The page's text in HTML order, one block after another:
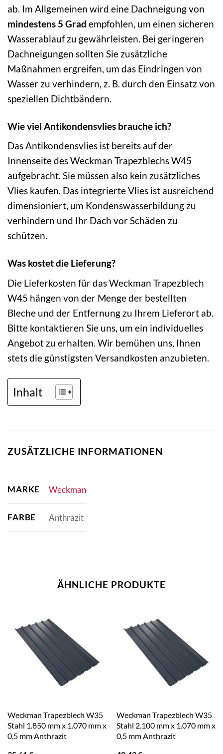
ab. Im Allgemeinen wird eine Dachneigung von
mindestens 5 Grad empfohlen, um einen sicheren
Wasserablauf zu gewährleisten. Bei geringeren
Dachneigungen sollten Sie zusätzliche
Maßnahmen ergreifen, um das Eindringen von
Wasser zu verhindern, z. B. durch den Einsatz von
speziellen Dichtbändern.
Wie viel Antikondensvlies brauche ich?
Das Antikondensvlies ist bereits auf der
Innenseite des Weckman Trapezblechs W45
aufgebracht. Sie müssen also kein zusätzliches
Vlies kaufen. Das integrierte Vlies ist ausreichend
dimensioniert, um Kondenswasserbildung zu
verhindern und Ihr Dach vor Schäden zu
schützen.
Was kostet die Lieferung?
Die Lieferkosten für das Weckman Trapezblech
W45 hängen von der Menge der bestellten
Bleche und der Entfernung zu Ihrem Lieferort ab.
Bitte kontaktieren Sie uns, um ein individuelles
Angebot zu erhalten. Wir bemühen uns, Ihnen
stets die günstigsten Versandkosten anzubieten.
Inhalt
ZUSÄTZLICHE INFORMATIONEN
MARKE Weckman
FARBE Anthrazit
ÄHNLICHE PRODUKTE
Weckman Trapezblech W35
Stahl 1.850 mm x 1.070 mm x
0,5 mm Anthrazit
Weckman Trapezblech W35
Stahl 2.100 mm x 1.070 mm x
0,5 mm Anthrazit